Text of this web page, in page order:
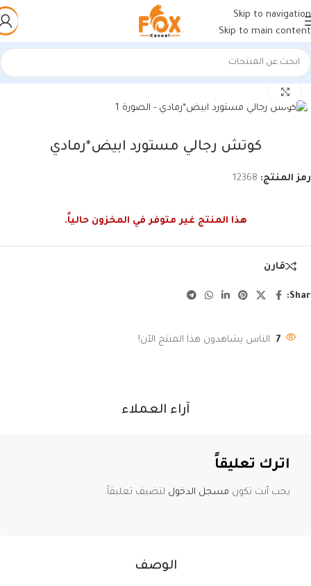
Skip to navigation
Skip to main content
الرئيسية/أحذية رجالي/كوتشي رجالي
كوتش رجالي مستورد ابيض*رمادي
رمز المنتج: 12368
هذا المنتج غير متوفر في المخزون حالياً.
قارن
7 الناس يشاهدون هذا المنتج الآن!
الوصف
آراء العملاء
اترك تعليقاً
يجب أنت تكون مسجل الدخول لتضيف تعليقاً.